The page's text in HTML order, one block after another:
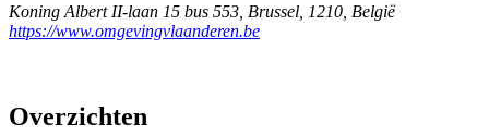
Koning Albert II-laan 15 bus 553 Brussel 1210 België
https://www.omgevingvlaanderen.be
Overzichten